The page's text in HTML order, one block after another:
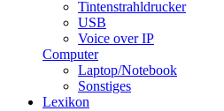
Tintenstrahldrucker
USB
Voice over IP
Computer
Laptop/Notebook
Sonstiges
Lexikon